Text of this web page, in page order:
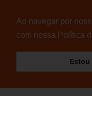
Ao navegar por
com nossa Política
Estou